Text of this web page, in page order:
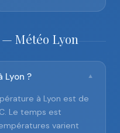
— Météo Lyon
Lyon ? ▼
à Lyon est de
Le temps est
varient